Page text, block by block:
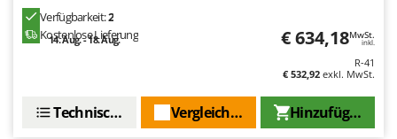
Ryobi
Sbaraglia
Verfügbarkeit:2
Kostenlose Lieferung
14. Aug. - 18. Aug. € 634,18MwSt.
inkl.
R-41
€ 532,92 exkl. MwSt.
Hinzufügen
Vergleichen Sie
Technische Daten